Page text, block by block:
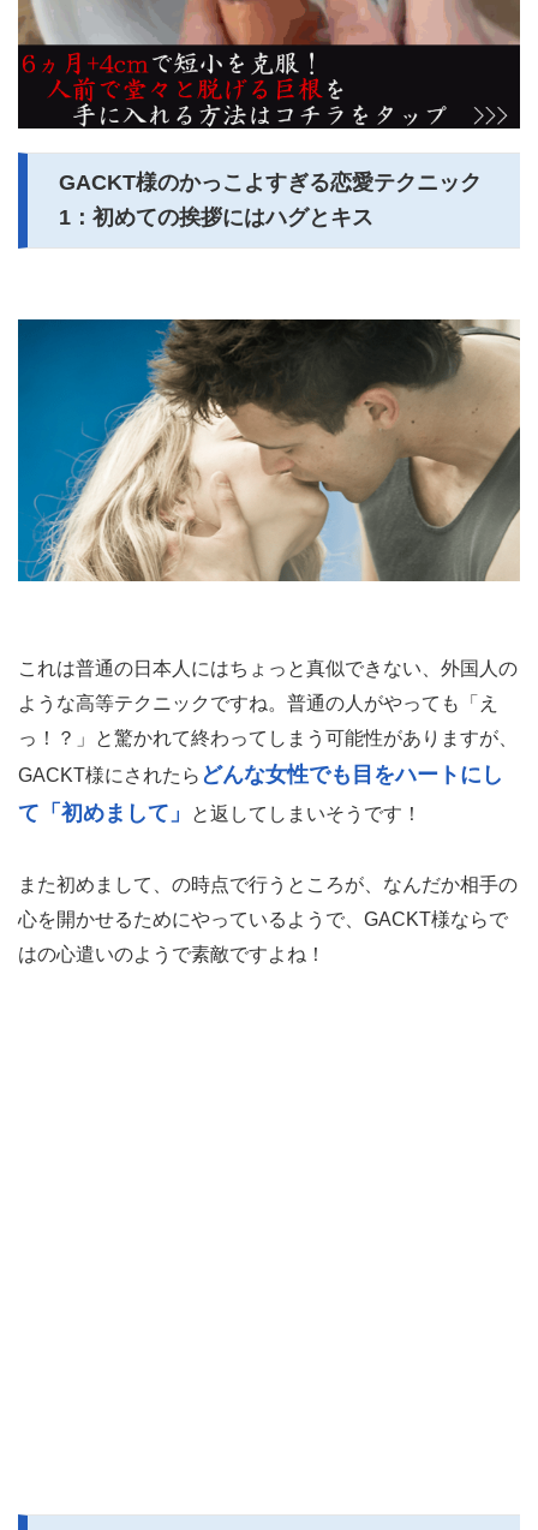
GACKT様のかっこよすぎる恋愛テクニック
1：初めての挨拶にはハグとキス
これは普通の日本人にはちょっと真似できない、外国人の
ような高等テクニックですね。普通の人がやっても「え
っ！？」と驚かれて終わってしまう可能性がありますが、
GACKT様にされたら どんな女性でも目をハートにし
て「初めまして」
と返してしまいそうです！
また初めまして、の時点で行うところが、なんだか相手の
心を開かせるためにやっているようで、GACKT様ならで
はの心遣いのようで素敵ですよね！